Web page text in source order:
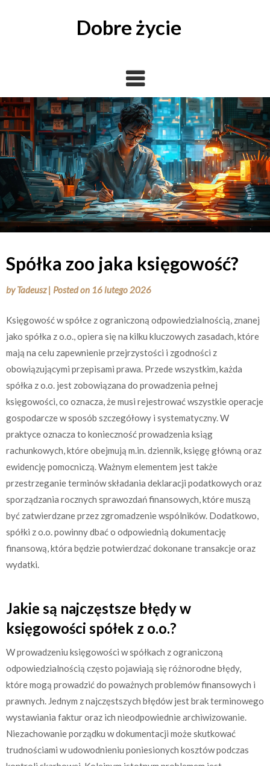
Dobre życie
Spółka zoo jaka księgowość?
byTadeusz | Posted on 16 lutego 2026
Księgowość w spółce z ograniczoną odpowiedzialnością, znanej
jako spółka z o.o., opiera się na kilku kluczowych zasadach, które
mają na celu zapewnienie przejrzystości i zgodności z
obowiązującymi przepisami prawa. Przede wszystkim, każda
spółka z o.o. jest zobowiązana do prowadzenia pełnej
księgowości, co oznacza, że musi rejestrować wszystkie operacje
gospodarcze w sposób szczegółowy i systematyczny. W
praktyce oznacza to konieczność prowadzenia ksiąg
rachunkowych, które obejmują m.in. dziennik, księgę główną oraz
ewidencję pomocniczą. Ważnym elementem jest także
przestrzeganie terminów składania deklaracji podatkowych oraz
sporządzania rocznych sprawozdań finansowych, które muszą
być zatwierdzane przez zgromadzenie wspólników. Dodatkowo,
spółki z o.o. powinny dbać o odpowiednią dokumentację
finansową, która będzie potwierdzać dokonane transakcje oraz
wydatki.
Jakie są najczęstsze błędy w
księgowości spółek z o.o.?
W prowadzeniu księgowości w spółkach z ograniczoną
odpowiedzialnością często pojawiają się różnorodne błędy,
które mogą prowadzić do poważnych problemów finansowych i
prawnych. Jednym z najczęstszych błędów jest brak terminowego
wystawiania faktur oraz ich nieodpowiednie archiwizowanie.
Niezachowanie porządku w dokumentacji może skutkować
trudnościami w udowodnieniu poniesionych kosztów podczas